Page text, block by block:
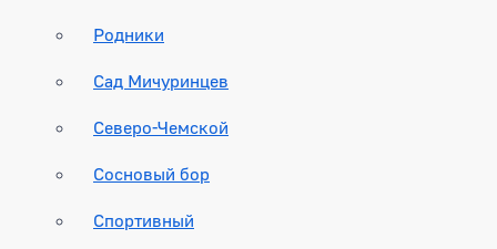
Родники
Сад Мичуринцев
Северо-Чемской
Сосновый бор
Спортивный